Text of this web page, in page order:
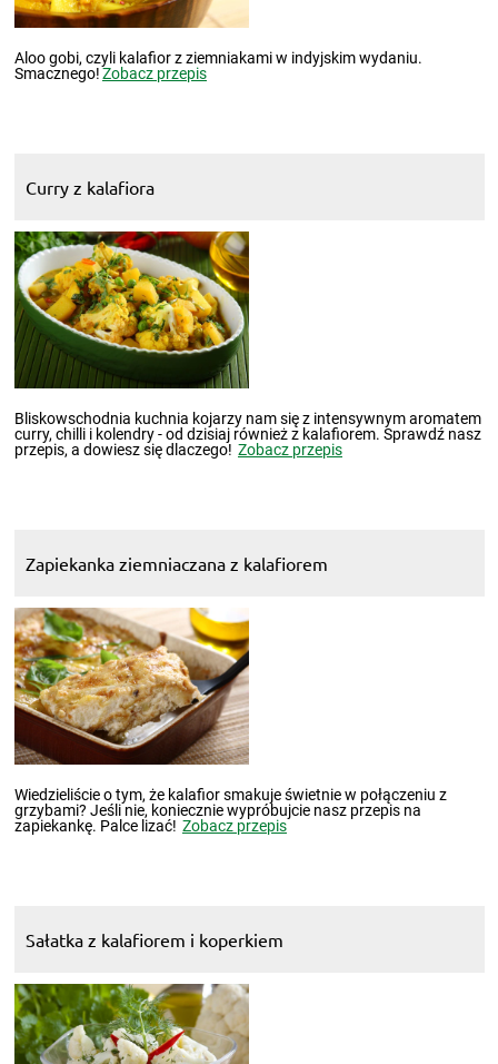
Aloo gobi, czyli kalafior z ziemniakami w indyjskim wydaniu.
Smacznego!Zobacz przepis
Curry z kalafiora
Bliskowschodnia kuchnia kojarzy nam się z intensywnym aromatem
curry, chilli i kolendry - od dzisiaj również z kalafiorem. Sprawdź nasz
przepis, a dowiesz się dlaczego! Zobacz przepis
Zapiekanka ziemniaczana z kalafiorem
Wiedzieliście o tym, że kalafior smakuje świetnie w połączeniu z
grzybami? Jeśli nie, koniecznie wypróbujcie nasz przepis na
zapiekankę. Palce lizać! Zobacz przepis
Sałatka z kalafiorem i koperkiem